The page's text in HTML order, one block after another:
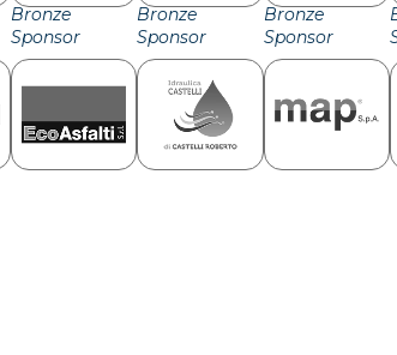
Bronze
Sponsor
Bronze
Sponsor
Bronze
Sponsor